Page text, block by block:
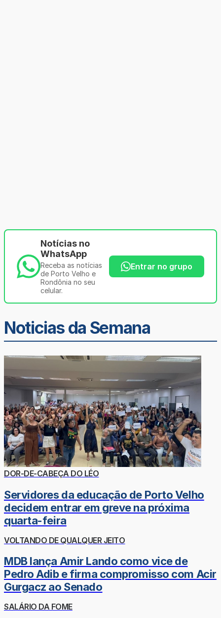
Notícias no
WhatsApp
Receba as notícias
de Porto Velho e
Rondônia no seu
celular.
Entrar no grupo
Noticias da Semana
DOR-DE-CABEÇA DO LÉO
Servidores da educação de Porto Velho
decidem entrar em greve na próxima
quarta-feira
VOLTANDO DE QUALQUER JEITO
MDB lança Amir Lando como vice de
Pedro Adib e firma compromisso com Acir
Gurgacz ao Senado
SALÁRIO DA FOME